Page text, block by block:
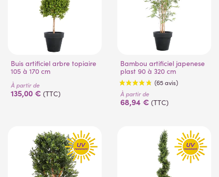
Buis artificiel arbre topiaire
105 à 170 cm
À partir de
135,00 € (TTC)
Bambou artificiel japenese
plast 90 à 320 cm
(65 avis)
À partir de
68,94 € (TTC)